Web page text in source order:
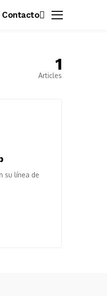
Contacto
1
Articles
su línea de